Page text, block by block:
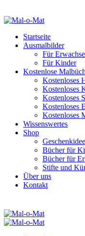
Startseite
Ausmalbilder
Für
Für Kinder
Kostenlose
Kostenloses
Kostenloses
Kostenloses
Kostenloses
Kostenloses
Wissenswertes
Shop
Bücher für
Bücher für
Stifte und
Über uns
Kontakt